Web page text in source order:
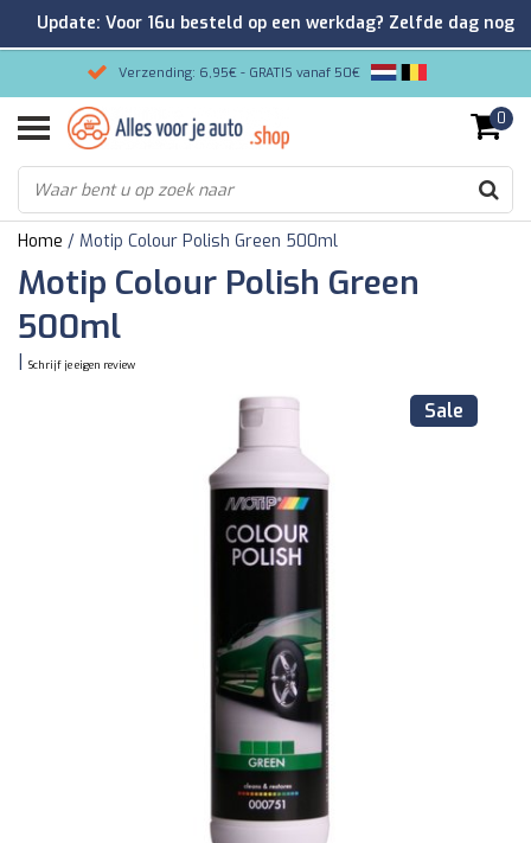
Verzending: 6,95€ - GRATIS vanaf 50€
Gemakkelijk bestellen/Veilig betalen
9.2/10 Klantenrating via Kiyoh!
0
Home / Motip Colour Polish Green 500ml
Motip Colour Polish Green
500ml
Schrijf je eigen review
Sale
Update: Voor 16u besteld op een werkdag? Zelfde dag nog
verzonden!